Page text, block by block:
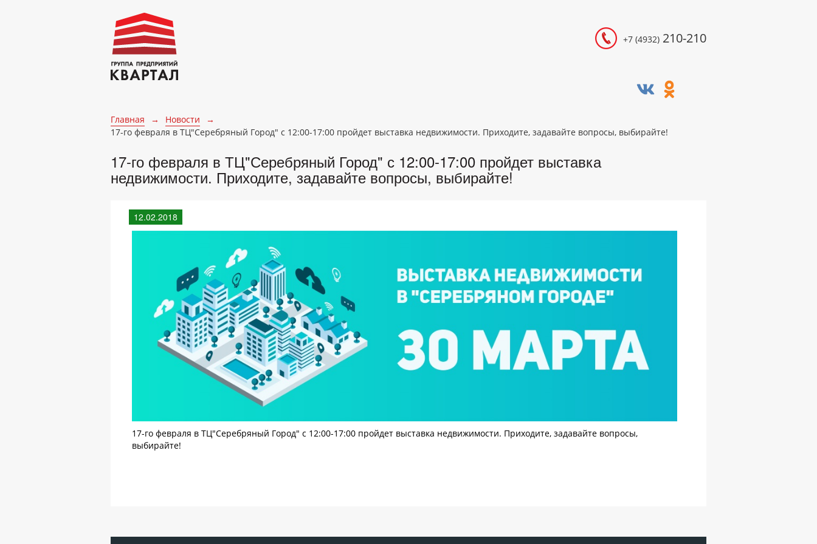
+7 (4932) 210-210
Главная → Новости
→
17-го февраля в ТЦ"Серебряный Город" с 12:00-17:00 пройдет выставка недвижимости. Приходите, задавайте вопросы, выбирайте!
17-го февраля в ТЦ"Серебряный Город" с 12:00-17:00 пройдет выставка
недвижимости. Приходите, задавайте вопросы, выбирайте!
12.02.2018
17-го февраля в ТЦ"Серебряный Город" с 12:00-17:00 пройдет выставка недвижимости. Приходите, задавайте вопросы,
выбирайте!